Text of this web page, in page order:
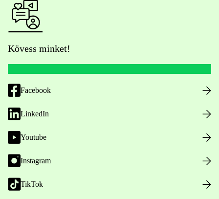
Kövess minket!
Facebook
LinkedIn
Youtube
Instagram
TikTok